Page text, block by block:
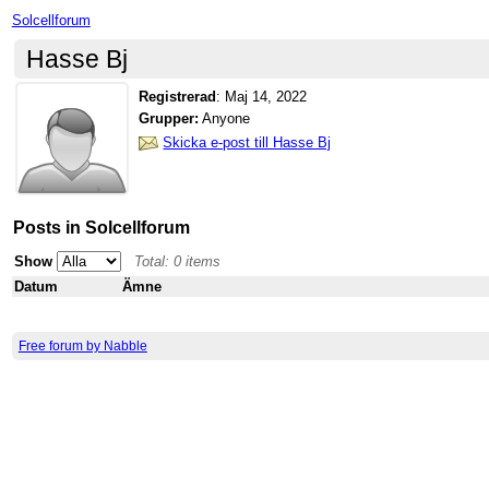
Solcellforum
Hasse Bj
Registrerad : Maj 14, 2022
Grupper: Anyone
Skicka e-post till Hasse Bj
Posts in Solcellforum
Show
Total: 0 items
Datum
Ämne
Free forum by Nabble